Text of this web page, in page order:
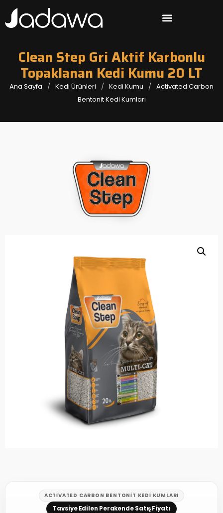
Clean Step Gri Aktif Karbonlu
Topaklanan Kedi Kumu 20 LT
Ana Sayfa Kedi Ürünleri Kedi Kumu
Activated Carbon
Bentonit Kedi Kumları
ACTIVATED CARBON BENTONIT KEDI KUMLARI
Tavsiye Edilen Perakende Satış Fiyatı